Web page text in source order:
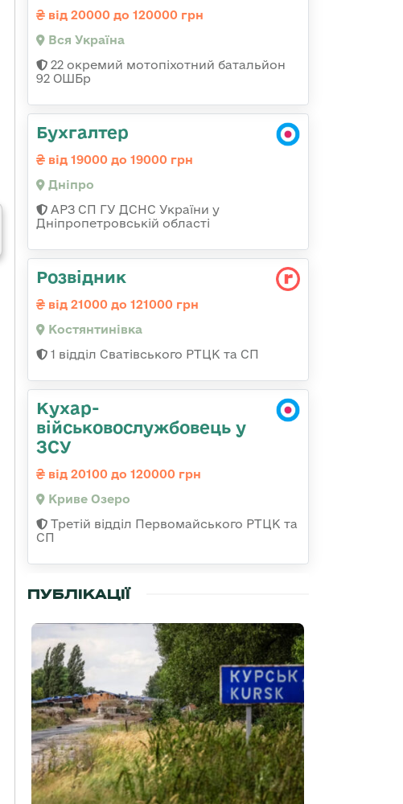
від 20000 до 120000 грн
Вся Україна
22 окремий мотопіхотний батальйон
92 ОШБр
Бухгалтер
від 19000 до 19000 грн
Дніпро
АРЗ СП ГУ ДСНС України у
Дніпропетровській області
Розвідник
від 21000 до 121000 грн
Костянтинівка
1 відділ Сватівського РТЦК та СП
Кухар-
військовослужбовець у
ЗСУ
від 20100 до 120000 грн
Криве Озеро
Третій відділ Первомайського РТЦК та
СП
ПУБЛІКАЦІЇ